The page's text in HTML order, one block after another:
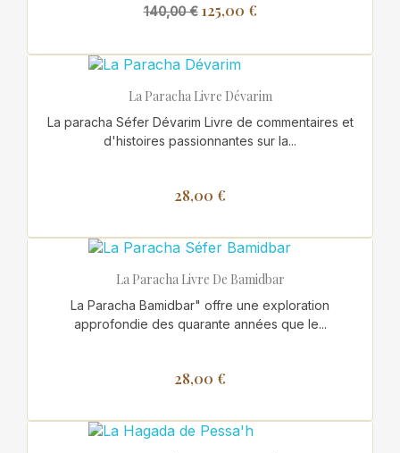
140,00 € 125,00 €
La Paracha Livre Dévarim
La paracha Séfer Dévarim Livre de commentaires et
d'histoires passionnantes sur la...
28,00 €
La Paracha Livre De Bamidbar
La Paracha Bamidbar" offre une exploration
approfondie des quarante années que le...
28,00 €